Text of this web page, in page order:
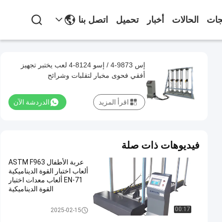
الحالات أخبار تحميل اتصل بنا
إس 9873-4 / إسو 8124-4 لعب يختبر تجهيز
أفقي فحوى مخبار لتقلبات وشرائح
الدردشة الآن اقرأ المزيد
فيديوهات ذات صلة
00:17
عربة الأطفال ASTM F963
ألعاب اختبار القوة الديناميكية
EN-71 ألعاب معدات اختبار
القوة الديناميكية
2025-02-15